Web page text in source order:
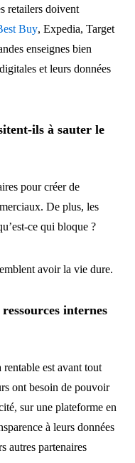
retailers doivent
Buy, Expedia, Target
enseignes bien
et leurs données
ils à sauter le
pour créer de
De plus, les
ce qui bloque ?
avoir la vie dure.
internes
est avant tout
ont besoin de pouvoir
sur une plateforme en
à leurs données
autres partenaires